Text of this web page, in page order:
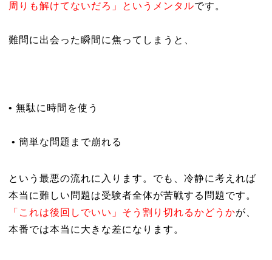
周りも解けてないだろ」というメンタルです。
難問に出会った瞬間に焦ってしまうと、
• 無駄に時間を使う
• 簡単な問題まで崩れる
という最悪の流れに入ります。でも、冷静に考えれば
本当に難しい問題は受験者全体が苦戦する問題です。
「これは後回しでいい」そう割り切れるかどうかが、
本番では本当に大きな差になります。